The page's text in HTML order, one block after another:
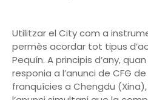
Utilitzar el City com a
permès acordar tot tipus
Pequín. A principis d’any,
responia a l’anunci de CFG
franquícies a Chengdu